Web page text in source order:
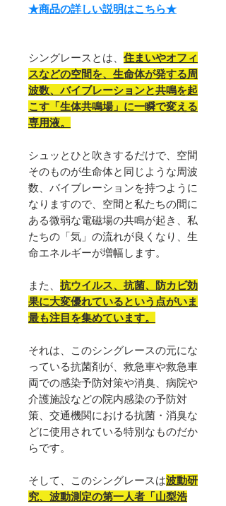
★商品の詳しい説明はこちら★
シングレースとは、 住まいやオフィ
スなどの空間を、生命体が発する周
波数、バイブレーションと共鳴を起
こす「生体共鳴場」に一瞬で変える
専用液。
シュッとひと吹きするだけで、空間
そのものが生命体と同じような周波
数、バイブレーションを持つように
なりますので、空間と私たちの間に
ある微弱な電磁場の共鳴が起き、私
たちの「気」の流れが良くなり、生
命エネルギーが増幅します。
また、 抗ウイルス、抗菌、防カビ効
果に大変優れているという点がいま
最も注目を集めています。
それは、このシングレースの元にな
っている抗菌剤が、救急車や救急車
両での感染予防対策や消臭、病院や
介護施設などの院内感染の予防対
策、交通機関における抗菌・消臭な
どに使用されている特別なものだか
らです。
そして、このシングレースは波動研
究、波動測定の第一人者「山梨浩